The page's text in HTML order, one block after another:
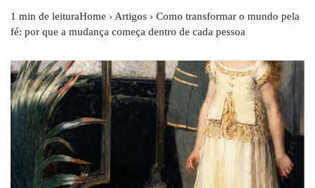
1 min de leituraHome › Artigos › Como transformar o mundo pela
fé: por que a mudança começa dentro de cada pessoa